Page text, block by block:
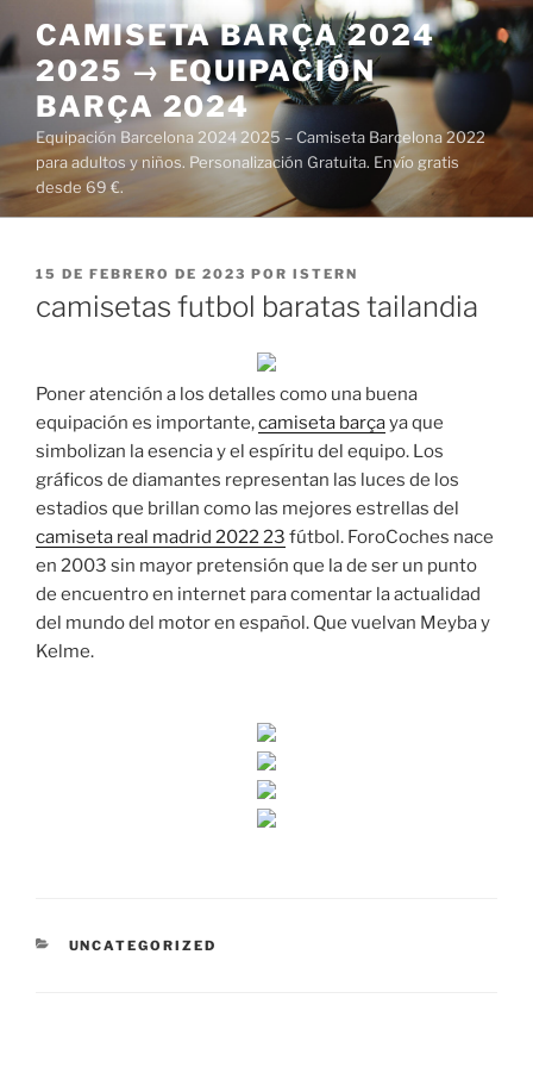
al
contenido
CAMISETA BARÇA 2024
2025 → EQUIPACIÓN
BARÇA 2024
Equipación Barcelona 2024 2025 – Camiseta Barcelona 2022
para adultos y niños. Personalización Gratuita. Envío gratis
desde 69 €.
PUBLICADO
15 DE FEBRERO DE 2023 POR ISTERN
camisetas futbol baratas tailandia
Poner atención a los detalles como una buena
equipación es importante,camiseta barçaya que
simbolizan la esencia y el espíritu del equipo. Los
gráficos de diamantes representan las luces de los
estadios que brillan como las mejores estrellas del
camiseta real madrid 2022 23 fútbol. ForoCoches nace
en 2003 sin mayor pretensión que la de ser un punto
de encuentro en internet para comentar la actualidad
del mundo del motor en español. Que vuelvan Meyba y
Kelme.
CATEGORÍAS
UNCATEGORIZED